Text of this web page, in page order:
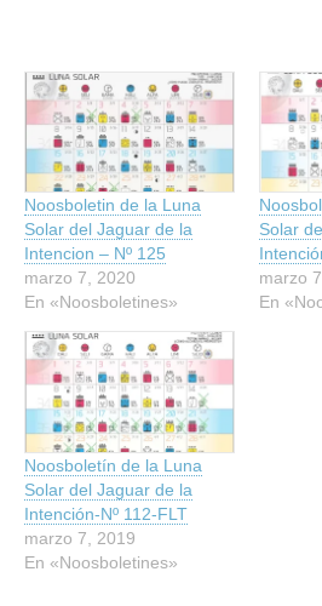
Noosboletin de la Luna
Solar del Jaguar de la
Intencion – Nº 125
marzo 7, 2020
En «Noosboletines»
Solar
marzo
En
Noosboletín de la Luna
Solar del Jaguar de la
Intención-Nº 112-FLT
marzo 7, 2019
En «Noosboletines»